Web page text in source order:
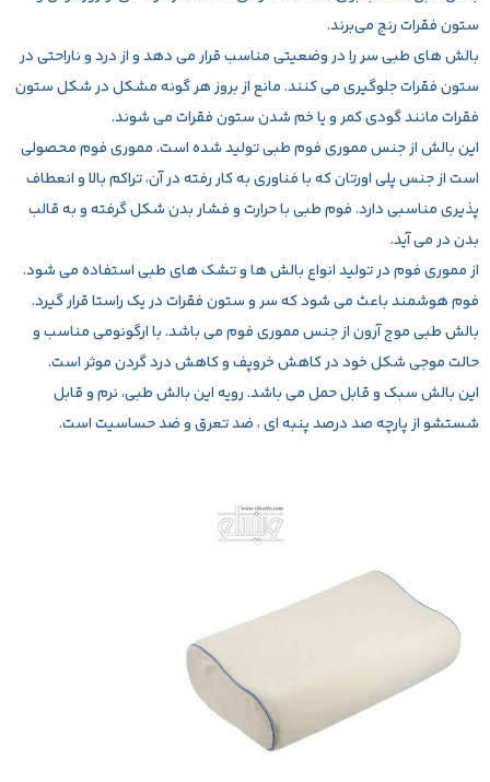
ستون فقرات رنج می‌برند.
بالش های طبی سر را در وضعیتی مناسب قرار می دهد و از درد و ناراحتی در
ستون فقرات جلوگیری می کنند. مانع از بروز هر گونه مشکل در شکل ستون
فقرات مانند گودی کمر و یا خم شدن ستون فقرات می شوند.
این بالش از جنس مموری فوم طبی تولید شده است. مموری فوم محصولی
است از جنس پلی اورتان که با فناوری به کار رفته در آن، تراکم بالا و انعطاف
پذیری مناسبی دارد. فوم طبی با حرارت و فشار بدن شکل گرفته و به قالب
بدن در می آید.
از مموری فوم در تولید انواع بالش ها و تشک های طبی استفاده می شود.
فوم هوشمند باعث می شود که سر و ستون فقرات در یک راستا قرار گیرد.
بالش طبی موج آرون از جنس مموری فوم می باشد. با ارگونومی مناسب و
حالت موجی شکل خود در کاهش خروپف و کاهش درد گردن موثر است.
این بالش سبک و قابل حمل می باشد. رویه این بالش طبی، نرم و قابل
شستشو از پارچه صد درصد پنبه ای ، ضد تعرق و ضد حساسیت است.